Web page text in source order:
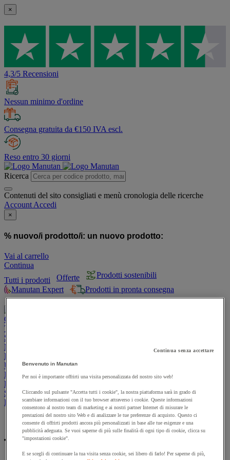
×
4,3/5 Recensioni
Nessun minimo d'ordine
Consegna gratuita da €150 IVA escl.
Reso entro 30 giorni
Ricerca
Contenuti del sito consigliati e menù cronologia delle ricerche
Account Accedi
×
% nuovo/i prodotto/i: un nuovo prodotto:
Vai al carrello
Continua
Tutti i prodotti
Offerte
Prodotti sostenibili
Manutan Expert
Prodotti in pronta consegna
Traccia il tuo ordine
Ordine rapido Contatti
Offerte
Traccia il tuo ordine
Sicurezza e salute
Magazzino
Igiene
Ufficio e smart working
Imballaggio e contenitori
Forniture industriali e utensili
Spazi esterni
Ristorazione
Home page
Tangit
Continua senza accettare
Benvenuto in Manutan
Per noi è importante offrirti una visita personalizzata del nostro sito web!
Cliccando sul pulsante "Accetta tutti i cookie", la nostra piattaforma sarà in grado di
scambiare informazioni con il tuo browser attraverso i cookie. Queste informazioni
consentono al nostro team di marketing e ai nostri partner Internet di misurare le
prestazioni del nostro sito Web e di analizzare le tue preferenze di acquisto. Questo ci
consente di offrirti prodotti ancora più personalizzati in base alle tue esigenze e una
pubblicità adeguata. Se vuoi saperne di più sulle finalità di ogni tipo di cookie, clicca su
"impostazioni cookie".
E se scegli di continuare la tua visita senza cookie, sei libero di farlo! Per saperne di più,